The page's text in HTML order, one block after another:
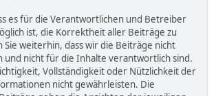
es für die Verantwortlichen und Betreiber
ist, die Korrektheit aller Beiträge zu
Sie weiterhin, dass wir die Beiträge nicht
und nicht für die Inhalte verantwortlich sind.
Vollständigkeit oder Nützlichkeit der
nicht gewährleisten. Die